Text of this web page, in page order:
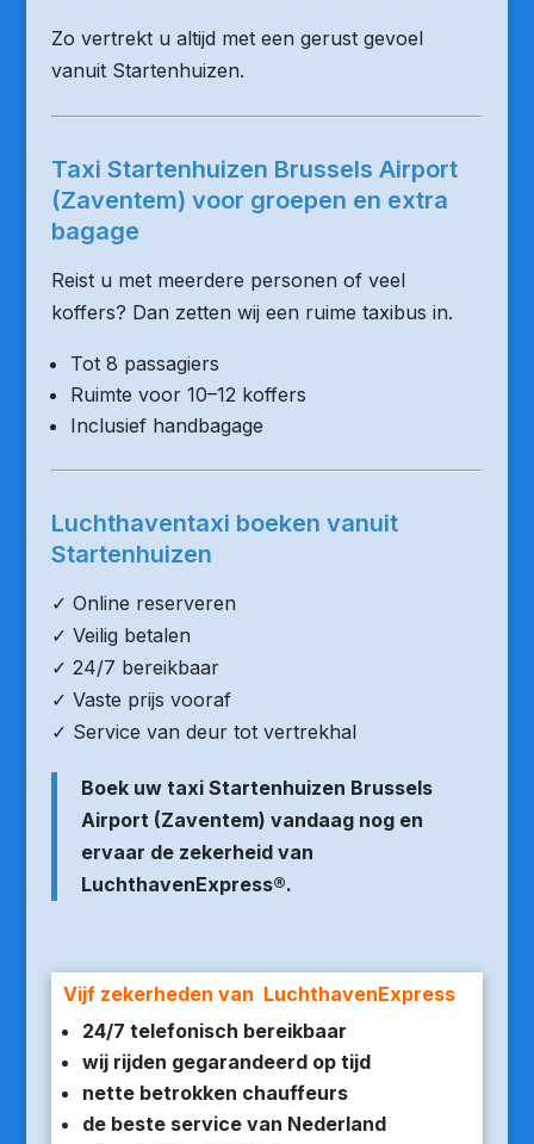
Zo vertrekt u altijd met een gerust gevoel
vanuit Startenhuizen.
Taxi Startenhuizen Brussels Airport
(Zaventem) voor groepen en extra
bagage
Reist u met meerdere personen of veel
koffers? Dan zetten wij een ruime taxibus in.
Tot 8 passagiers
Ruimte voor 10–12 koffers
Inclusief handbagage
Luchthaventaxi boeken vanuit
Startenhuizen
✓ Online reserveren
✓ Veilig betalen
✓ 24/7 bereikbaar
✓ Vaste prijs vooraf
✓ Service van deur tot vertrekhal
Boek uw taxi Startenhuizen Brussels
Airport (Zaventem) vandaag nog en
ervaar de zekerheid van
LuchthavenExpress®.
Vijf zekerheden van LuchthavenExpress
24/7 telefonisch bereikbaar
wij rijden gegarandeerd op tijd
nette betrokken chauffeurs
de beste service van Nederland